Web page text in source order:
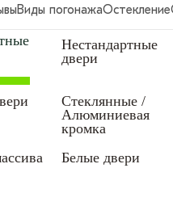
Виды погонажаОстекление
Нестандартные
двери
Стеклянные /
Алюминиевая
кромка
Белые двери